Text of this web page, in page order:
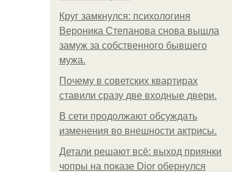
Круг замкнулся: психологиня
Вероника Степанова снова вышла
замуж за собственного бывшего
мужа.
Почему в советских квартирах
ставили сразу две входные двери.
В сети продолжают обсуждать
изменения во внешности актрисы.
Детали решают всё: выход приянки
чопры на показе Dior обернулся